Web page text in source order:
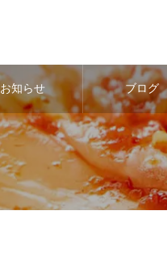
お知らせ ブログ